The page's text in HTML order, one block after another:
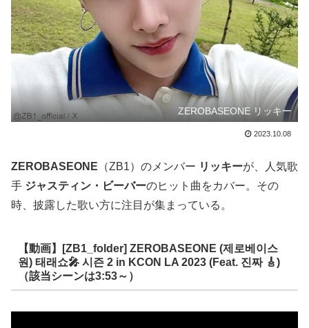
ZEROBASEONE リッキー
2023.10.08
ZEROBASEONE （ZB1）のメンバー リッキーが、人気歌
手 ジャスティン・ビーバーのヒット曲をカバー。その
時、披露した歌い方に注目が集まっている。
【動画】[ZB1_folder] ZEROBASEONE (제로베이스
원) 태래쇼🎤 시즌 2 in KCON LA 2023 (Feat. 진짜 🎸)
（該当シーンは3:53～）